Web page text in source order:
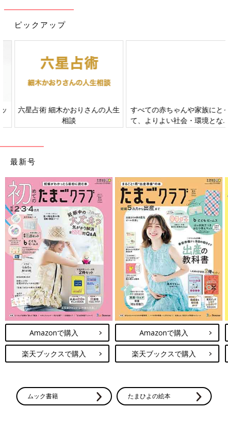
ピックアップ
すべての赤ちゃんや家族にとっ
て、よりよい社会・環境となる
ことをめざしてさまざまな課題
赤ちゃんの肌トラブル、アレル
ギーについて
最新号
Amazonで購入
楽天ブックスで購入
Amazonで購入
楽天ブックスで購入
ムック書籍 たまひよの絵本